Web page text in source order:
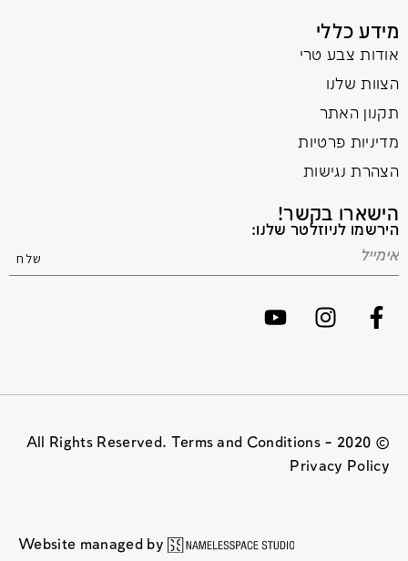
מידע כללי
אודות צבע טרי
הצוות שלנו
תקנון האתר
מדיניות פרטיות
הצהרת נגישות
הישארו בקשר!
הירשמו לניוזלטר שלנו:
© 2020 All Rights Reserved. Terms and Conditions –
Privacy Policy
Website managed by